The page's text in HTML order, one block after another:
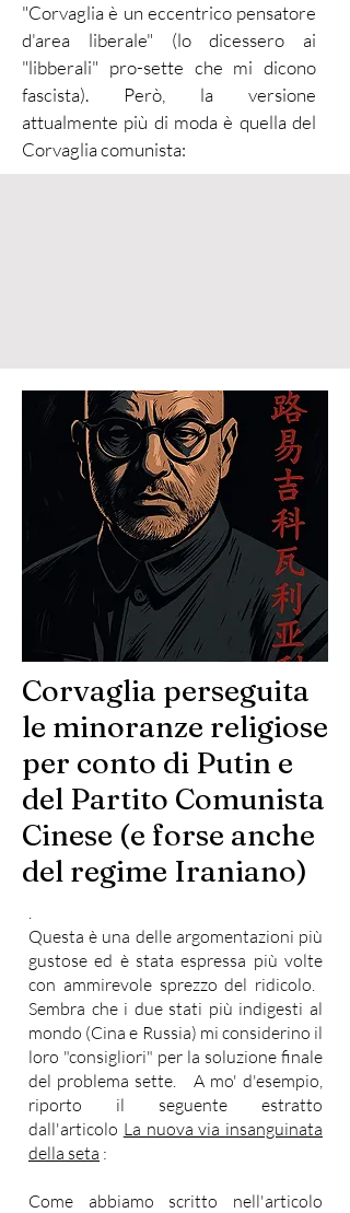
"Corvaglia è un eccentrico pensatore
d'area liberale" (lo dicessero ai
"libberali" pro-sette che mi dicono
fascista). Però, la versione
attualmente più di moda è quella del
Corvaglia comunista:
Corvaglia perseguita
le minoranze religiose
per conto di Putin e
del Partito Comunista
Cinese (e forse anche
del regime Iraniano)
.
Questa è una delle argomentazioni più
gustose ed è stata espressa più volte
con ammirevole sprezzo del ridicolo. ​
Sembra che i due stati più indigesti al
mondo (Cina e Russia) mi considerino il
loro "consigliori" per la soluzione finale
del problema sette. ​ ​ A mo' d'esempio,
riporto il seguente estratto
dall'articolo La nuova via insanguinata
della seta :
Come abbiamo scritto nell'articolo